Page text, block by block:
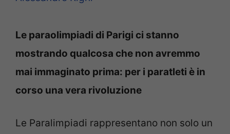
Le paraolimpiadi di Parigi ci stanno
mostrando qualcosa che non avremmo
mai immaginato prima: per i paratleti è in
corso una vera rivoluzione
Le Paralimpiadi rappresentano non solo un